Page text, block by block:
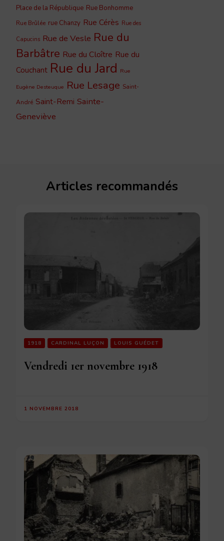
Place de la République Rue Bonhomme
Rue Brûlée rue Chanzy Rue Cérès Rue des
Capucins Rue de Vesle Rue du
Barbâtre Rue du Cloître Rue du
Couchant Rue du Jard Rue
Eugène Desteuque Rue Lesage Saint-
André Saint-Remi Sainte-
Geneviève
Articles recommandés
1918 CARDINAL LUÇON LOUIS GUÉDET
Vendredi 1er novembre 1918
1 NOVEMBRE 2018